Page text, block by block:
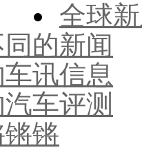
全球
同的新闻
讯信息
车评测
锵